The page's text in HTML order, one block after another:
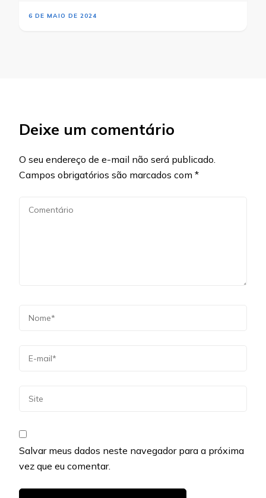
6 DE MAIO DE 2024
Deixe um comentário
O seu endereço de e-mail não será publicado.
Campos obrigatórios são marcados com *
Salvar meus dados neste navegador para a próxima
vez que eu comentar.